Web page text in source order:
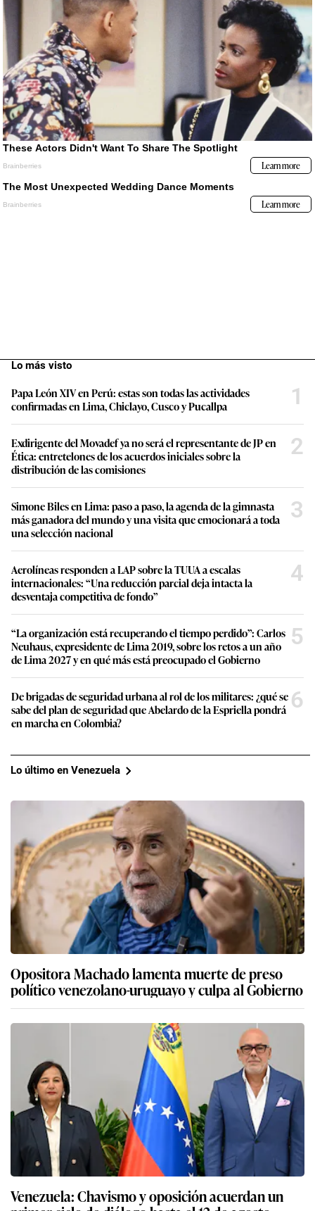
Lo más visto
Papa León XIV en Perú: estas son todas las actividades
confirmadas en Lima, Chiclayo, Cusco y Pucallpa
1
Exdirigente del Movadef ya no será el representante de JP en
Ética: entretelones de los acuerdos iniciales sobre la
distribución de las comisiones
2
Simone Biles en Lima: paso a paso, la agenda de la gimnasta
más ganadora del mundo y una visita que emocionará a toda
una selección nacional
3
Aerolíneas responden a LAP sobre la TUUA a escalas
internacionales: “Una reducción parcial deja intacta la
desventaja competitiva de fondo”
4
“La organización está recuperando el tiempo perdido”: Carlos
Neuhaus, expresidente de Lima 2019, sobre los retos a un año
de Lima 2027 y en qué más está preocupado el Gobierno
5
De brigadas de seguridad urbana al rol de los militares: ¿qué se
sabe del plan de seguridad que Abelardo de la Espriella pondrá
en marcha en Colombia?
6
Lo último en Venezuela
Opositora Machado lamenta muerte de preso
político venezolano-uruguayo y culpa al Gobierno
Venezuela: Chavismo y oposición acuerdan un